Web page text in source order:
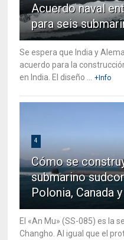
Acuerdo naval
para seis
Se espera que India y
acuerdo para la
en India. El diseño ...
+Info
4
Cómo se
submarino
Polonia, Canada
El «An Mu» (SS-085) es la
Changho. Al igual que el